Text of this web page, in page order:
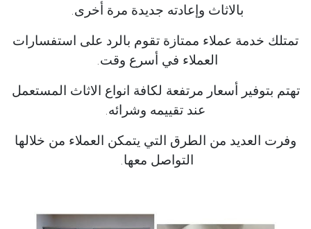
بالاثاث وإعادته جديدة مرة أخرى.
تمتلك خدمة عملاء ممتازة تقوم بالرد على استفسارات
العملاء في أسرع وقت.
تهتم بتوفير أسعار مرتفعة لكافة انواع الاثاث المستعمل
عند تقييمه وشرائه.
وفرت العديد من الطرق التي يتمكن العملاء من خلالها
التواصل معها.